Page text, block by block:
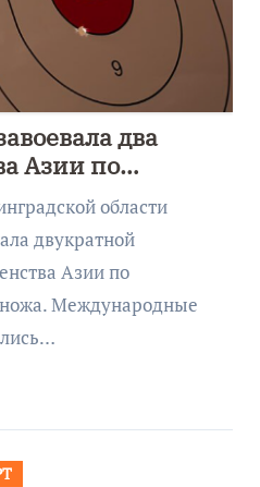
два
Азии по
области
двукратной
Азии по
Международные